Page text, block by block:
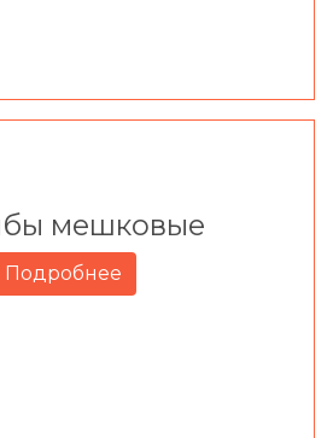
мешковые
Подробнее